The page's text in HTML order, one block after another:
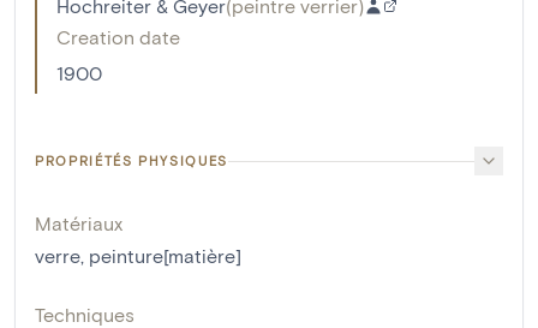
Hochreiter & Geyer(peintre verrier)
Creation date
1900
PROPRIÉTÉS PHYSIQUES
Matériaux
verre, peinture[matière]
Techniques